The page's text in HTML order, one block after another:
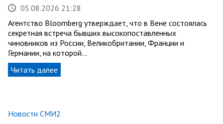
05.08.2026 21:28
Агентство Bloomberg утверждает, что в Вене состоялась
секретная встреча бывших высокопоставленных
чиновников из России, Великобритании, Франции и
Германии, на которой…
Читать далее
Новости СМИ2